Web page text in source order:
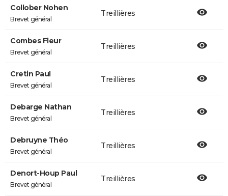
Collober Nohen
Brevet général
Treillières
Combes Fleur
Brevet général
Treillières
Cretin Paul
Brevet général
Treillières
Debarge Nathan
Brevet général
Treillières
Debruyne Théo
Brevet général
Treillières
Denort-Houp Paul
Brevet général
Treillières